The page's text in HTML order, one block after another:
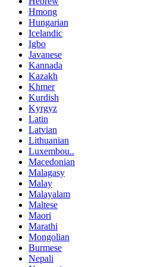
Hmong
Hungarian
Icelandic
Igbo
Javanese
Kannada
Kazakh
Khmer
Kurdish
Kyrgyz
Latin
Latvian
Lithuanian
Luxembou..
Macedonian
Malagasy
Malay
Malayalam
Maltese
Maori
Marathi
Mongolian
Burmese
Nepali